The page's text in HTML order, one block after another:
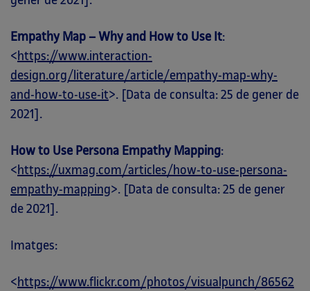
Empathy Map – Why and How to Use It:
< https://www.interaction-
design.org/literature/article/empathy-map-why-
and-how-to-use-it>. [Data de consulta: 25 de gener de
2021].
How to Use Persona Empathy Mapping:
< https://uxmag.com/articles/how-to-use-persona-
empathy-mapping>. [Data de consulta: 25 de gener
de 2021].
Imatges:
< https://www.flickr.com/photos/visualpunch/86562